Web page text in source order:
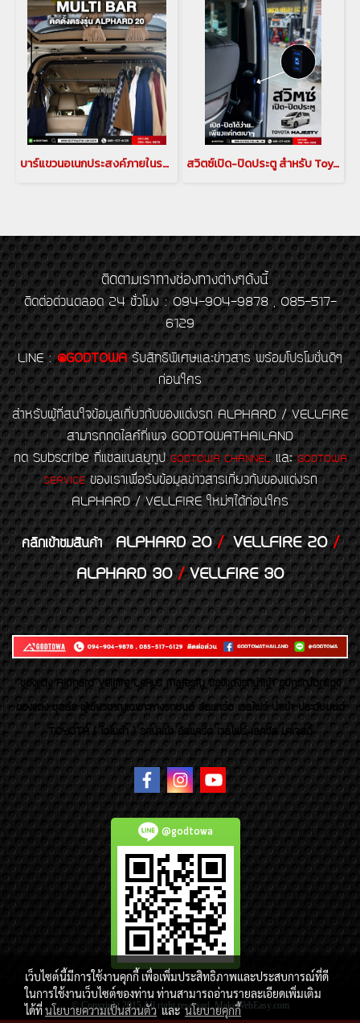
บาร์แขวนอเนกประสงค์ภายในรถ (MULTI BAR) สำหรับรถยนต์ ALPHARD/VELLFIRE 20 รุ่นปี 2008-2014 สวิตซ์เปิด-ปิดประตู สำหรับ Toyota Majesty สวิตช์เปิด ปิด ตรงราวมือจับประตูสไลด์ โตโยต้า มาเจสตี้
ติดตามเราทางช่องทางต่างๆดังนี้
ติดต่อด่วนตลอด 24 ชั่วโมง : 094-904-9878 , 085-517-
6129
LINE : @GODTOWA รับสิทธิพิเศษและข่าวสาร พร้อมโปรโมชั่นดีๆ
ก่อนใคร
สำหรับผู้ที่สนใจข้อมูลเกี่ยวกับของแต่งรถ ALPHARD / VELLFIRE
สามารถกดไลค์ที่เพจ GODTOWATHAILAND
กด Subscribe ที่แชลแนลยูทูป GODTOWA CHANNELและGODTOWA
SERVICEของเราเพื่อรับข้อมูลข่าวสารเกี่ยวกับของแต่งรถ
ALPHARD / VELLFIRE ใหม่ๆได้ก่อนใคร
คลิกเข้าชมสินค้า ALPHARD 20/VELLFIRE 20/
ALPHARD 30/VELLFIRE 30
ของเเต่ง Alphard Vellfire Lexus Majesty ของเเต่งรถนำเข้า อุปกรณ์ตกแต่ง
ของแต่ง ชุดล้อ ผู้เชี่ยวชาญเฉพาะทางรถยนต์ อัลพาร์ด เวลไฟร์ นำเข้า ประดับยนต์
TOYOTA ( โตโยต้า ) รถนำเข้า อัลพาร์ด เวลไฟร์ เลกซัส มาเจสตี้
@godtowa
© Copyright 2015 All right reserved. MakeWebEasy.com
เว็บไซต์นี้มีการใช้งานคุกกี้ เพื่อเพิ่มประสิทธิภาพและประสบการณ์ที่ดี
ในการใช้งานเว็บไซต์ของท่าน ท่านสามารถอ่านรายละเอียดเพิ่มเติม
ได้ที่นโยบายความเป็นส่วนตัวและนโยบายคุกกี้